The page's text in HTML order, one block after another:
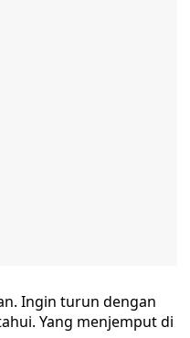
Ingin turun dengan
Yang menjemput di